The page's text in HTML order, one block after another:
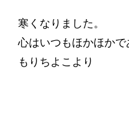
寒くなりました。
心はいつもほかほか
もりちよこより